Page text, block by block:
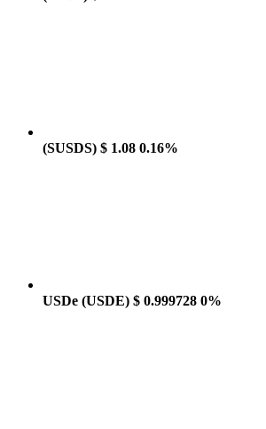
(SUSDS) $ 1.08 0.16%
USDe (USDE) $ 0.999728 0%